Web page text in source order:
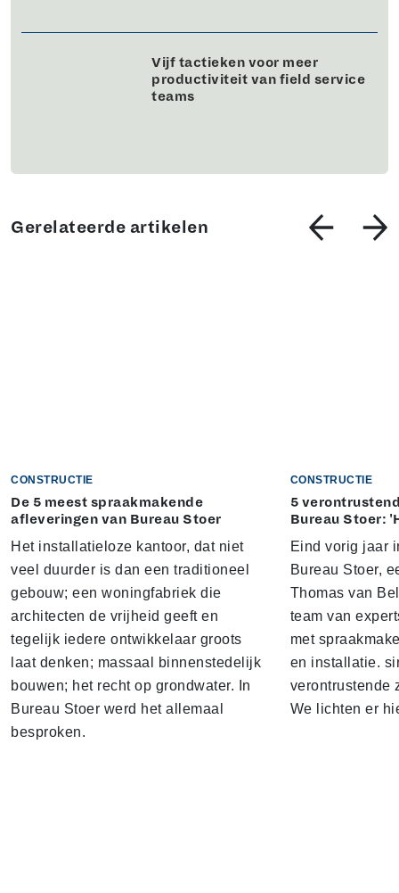
Vijf tactieken voor meer
productiviteit van field service
teams
Gerelateerde artikelen
CONSTRUCTIE
De 5 meest spraakmakende
afleveringen van Bureau Stoer
Het installatieloze kantoor, dat niet
veel duurder is dan een traditioneel
gebouw; een woningfabriek die
architecten de vrijheid geeft en
tegelijk iedere ontwikkelaar groots
laat denken; massaal binnenstedelijk
bouwen; het recht op grondwater. In
Bureau Stoer werd het allemaal
besproken.
CONSTRUCTIE
5
Bureau Stoer:
Eind vorig jaar
Bureau Stoer,
Thomas van
team van
met
en installatie.
verontrustende
We lichten er